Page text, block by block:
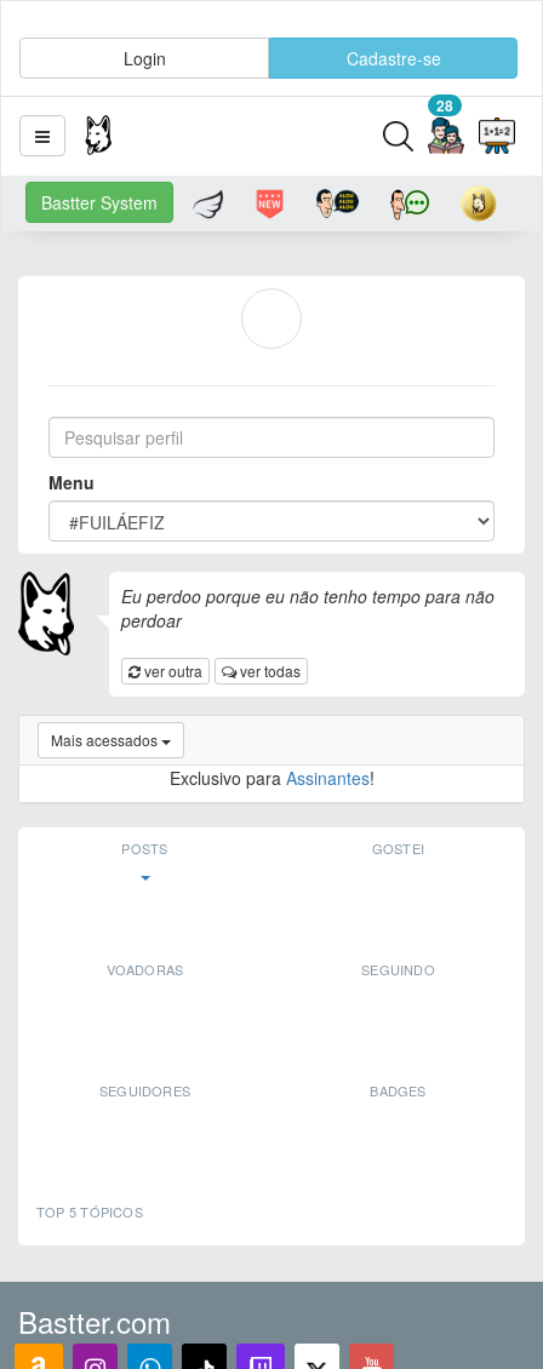
Login Cadastre-se
28
Bastter System
Menu
Eu perdoo porque eu não tenho tempo para não
perdoar
ver outra ver todas
Mais acessados
Exclusivo para Assinantes!
POSTS GOSTEI
VOADORAS SEGUINDO
SEGUIDORES BADGES
TOP 5 TÓPICOS
Bastter.com